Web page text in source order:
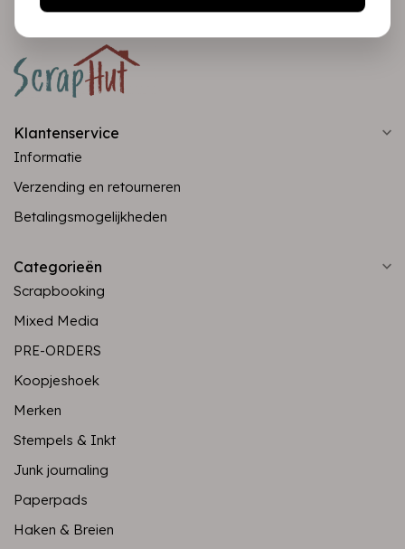
Klantenservice
Informatie
Verzending en retourneren
Betalingsmogelijkheden
Categorieën
Scrapbooking
Mixed Media
PRE-ORDERS
Koopjeshoek
Merken
Stempels & Inkt
Junk journaling
Paperpads
Haken & Breien